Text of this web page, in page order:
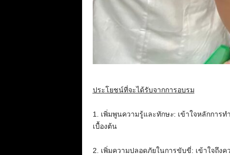
ประโยชน์ที่จะได้รับจากการอบรม
1. เพิ่มพูนความรู้และทักษะ: เข้าใจหลักการ
เบื้องต้น
2. เพิ่มความปลอดภัยในการขับขี่: เข้าใจถึง